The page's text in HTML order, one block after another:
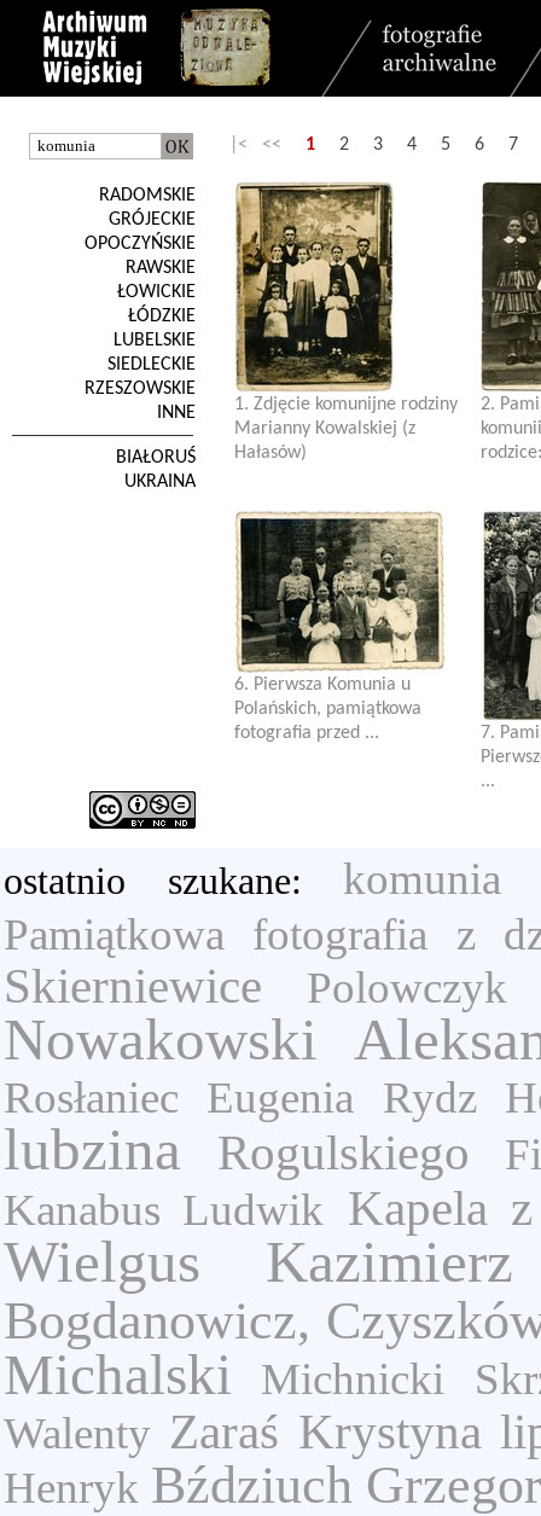
RADOMSKIE
GRÓJECKIE
OPOCZYŃSKIE
RAWSKIE
ŁOWICKIE
ŁÓDZKIE
LUBELSKIE
SIEDLECKIE
RZESZOWSKIE
INNE
BIAŁORUŚ
UKRAINA
|< << 1 2 3 4 5 6 7
1. Zdjęcie komunijne rodziny
Marianny Kowalskiej (z
Hałasów)
2.
6. Pierwsza Komunia u
Polańskich, pamiątkowa
fotografia przed ...
7.
...
ostatnio szukane: komunia
Pamiątkowa fotografia z
Skierniewice
Nowakowski
Rosłaniec Eugenia Rydz
lubzina Rogulskiego
Kanabus Ludwik Kapela
Wielgus Kazimierz
Bogdanowicz,
Michalski Michnicki
Walenty Zaraś Krystyna
Henryk Bździuch